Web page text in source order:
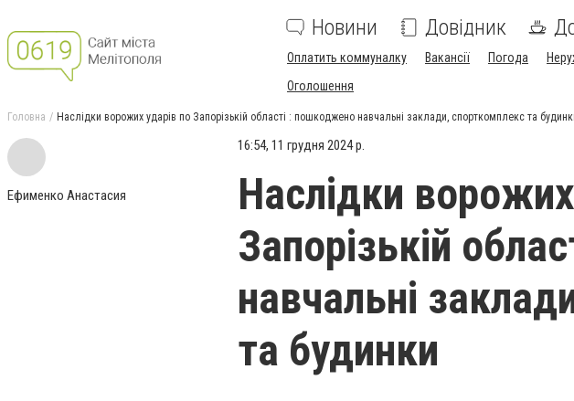
Новини Довідник
Оплатить коммуналку Вакансії Погода
Оголошення
Головна Наслідки ворожих ударів по Запорізькій області : пошкоджено навчальні заклади, спорткомплекс та
Ефименко Анастасия
16:54, 11 грудня 2024 р.
Наслідки
Запорізькій
навчальні
та будинки